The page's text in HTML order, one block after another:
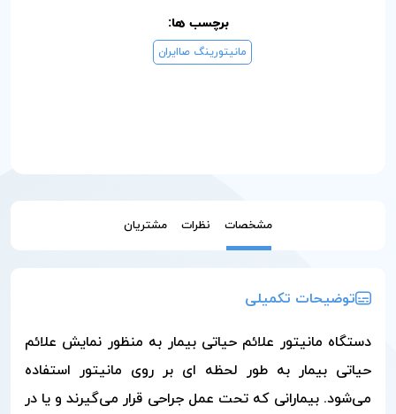
برچسب ها:
مانیتورینگ صاایران
مشخصات نظرات مشتریان
توضیحات تکمیلی
دستگاه مانیتور علائم حیاتی بیمار به منظور نمایش علائم
حیاتی بیمار به طور لحظه ای بر روی مانیتور استفاده
می‌شود. بیمارانی که تحت عمل جراحی قرار می‌گیرند و یا در